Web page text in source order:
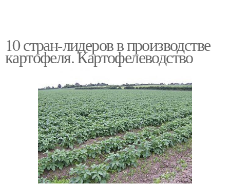
10 стран-лидеров в производстве
картофеля. Картофелеводство